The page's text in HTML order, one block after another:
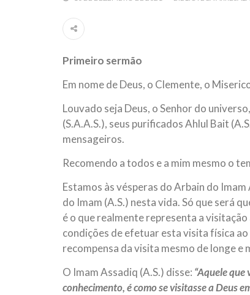
10 DE NOVEMBRO DE 2013
Em nome de Deus, o Clemente, o
Hussein Ibn Ali Ibn Abi Táleb (A.S.),
Primeiro sermão
Em nome de Deus, o Clemente, o
Louvado seja Deus, o Senhor do
(S.A.A.S.), seus purificados Ahlul Bait
mensageiros.
Recomendo a todos e a mim mesmo o
Estamos às vésperas do Arbain do
do Imam (A.S.) nesta vida. Só que será
é o que realmente representa a
condições de efetuar esta visita física
recompensa da visita mesmo de longe e
O Imam Assadiq (A.S.) disse: “Aquele que
conhecimento, é como se visitasse a Deus